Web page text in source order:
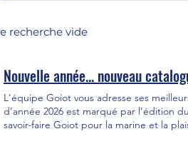
recherche vide
Nouvelle année... nouveau
L'équipe Goiot vous adresse ses
d’année 2026 est marqué par l’édition
savoir-faire Goiot pour la marine et la